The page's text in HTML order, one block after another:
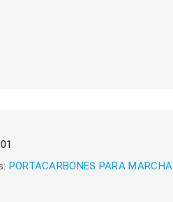
PORTACARBONES PARA MARCHA